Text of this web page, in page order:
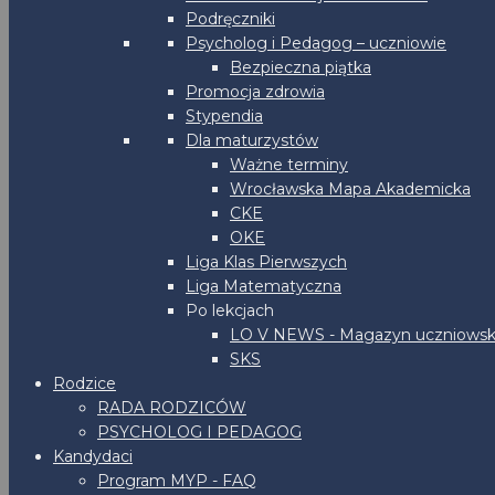
Podręczniki
Psycholog i Pedagog – uczniowie
Bezpieczna piątka
Promocja zdrowia
Stypendia
Dla maturzystów
Ważne terminy
Wrocławska Mapa Akademicka
CKE
OKE
Liga Klas Pierwszych
Liga Matematyczna
Po lekcjach
LO V NEWS - Magazyn
SKS
Rodzice
RADA RODZICÓW
PSYCHOLOG I PEDAGOG
Kandydaci
Program MYP - FAQ